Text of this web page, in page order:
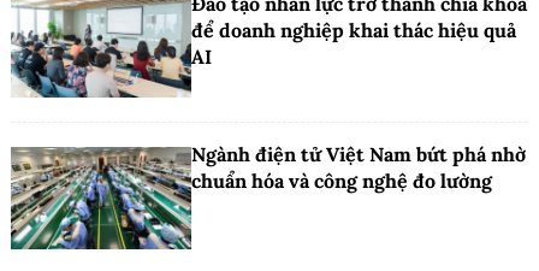
để doanh nghiệp khai thác hiệu quả
AI
Ngành điện tử Việt Nam bứt phá nhờ
chuẩn hóa và công nghệ đo lường